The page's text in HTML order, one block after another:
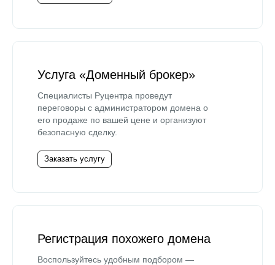
Услуга «Доменный брокер»
Специалисты Руцентра проведут
переговоры с администратором домена о
его продаже по вашей цене и организуют
безопасную сделку.
Заказать услугу
Регистрация похожего домена
Воспользуйтесь удобным подбором —